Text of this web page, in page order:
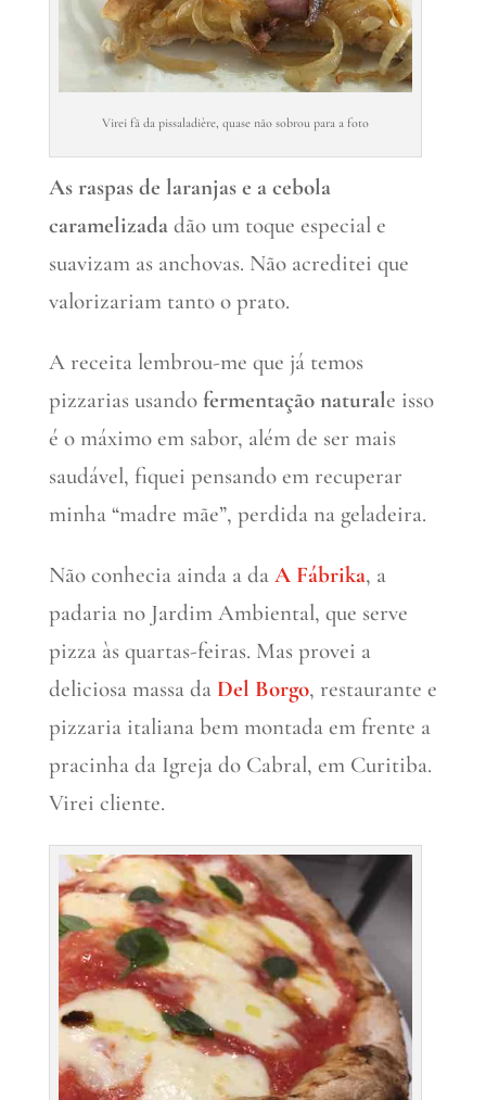
Virei fã da pissaladière, quase não sobrou para a foto
As raspas de laranjas e a cebola
caramelizadadão um toque especial e
suavizam as anchovas. Não acreditei que
valorizariam tanto o prato.
A receita lembrou-me que já temos
pizzarias usando fermentação naturale isso
é o máximo em sabor, além de ser mais
saudável, fiquei pensando em recuperar
minha “madre mãe”, perdida na geladeira.
Não conhecia ainda a da A Fábrika, a
padaria no Jardim Ambiental, que serve
pizza às quartas-feiras. Mas provei a
deliciosa massa da Del Borgo, restaurante e
pizzaria italiana bem montada em frente a
pracinha da Igreja do Cabral, em Curitiba.
Virei cliente.